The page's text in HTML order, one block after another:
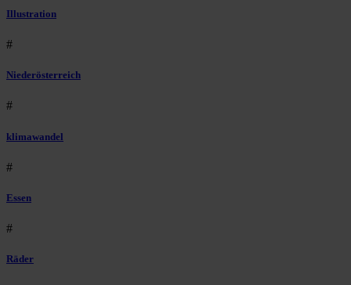
Illustration
#
Niederösterreich
#
klimawandel
#
Essen
#
Räder